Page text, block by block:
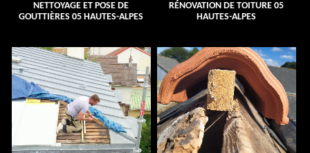
NETTOYAGE ET POSE DE
GOUTTIÈRES 05 HAUTES-ALPES
RÉNOVATION DE TOITURE 05
HAUTES-ALPES